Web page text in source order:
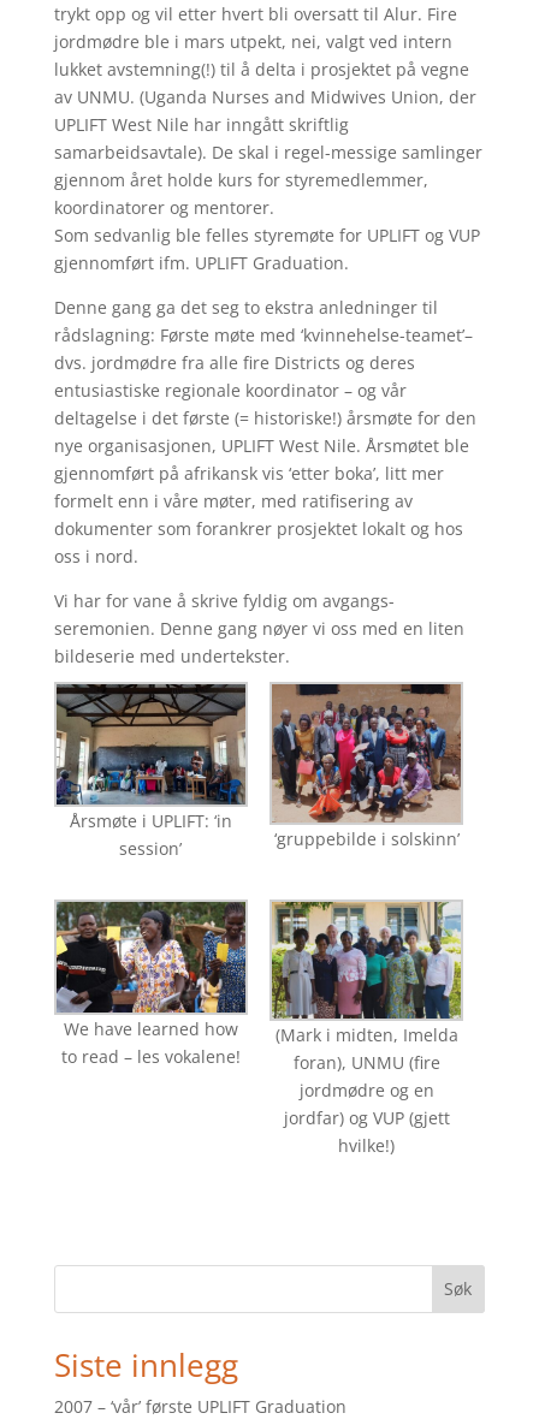
trykt opp og vil etter hvert bli oversatt til Alur. Fire
jordmødre ble i mars utpekt, nei, valgt ved intern
lukket avstemning(!) til å delta i prosjektet på vegne
av UNMU. (Uganda Nurses and Midwives Union, der
UPLIFT West Nile har inngått skriftlig
samarbeidsavtale). De skal i regel-messige samlinger
gjennom året holde kurs for styremedlemmer,
koordinatorer og mentorer.
Som sedvanlig ble felles styremøte for UPLIFT og VUP
gjennomført ifm. UPLIFT Graduation.
Denne gang ga det seg to ekstra anledninger til
rådslagning: Første møte med ‘kvinnehelse-teamet’–
dvs. jordmødre fra alle fire Districts og deres
entusiastiske regionale koordinator – og vår
deltagelse i det første (= historiske!) årsmøte for den
nye organisasjonen, UPLIFT West Nile. Årsmøtet ble
gjennomført på afrikansk vis ‘etter boka’, litt mer
formelt enn i våre møter, med ratifisering av
dokumenter som forankrer prosjektet lokalt og hos
oss i nord.
Vi har for vane å skrive fyldig om avgangs-
seremonien. Denne gang nøyer vi oss med en liten
bildeserie med undertekster.
Årsmøte i UPLIFT: ‘in
session’
‘gruppebilde i solskinn’
We have learned how
to read – les vokalene!
(Mark i midten, Imelda
foran), UNMU (fire
jordmødre og en
jordfar) og VUP (gjett
hvilke!)
Søk
Siste innlegg
2007 – ‘vår’ første UPLIFT Graduation